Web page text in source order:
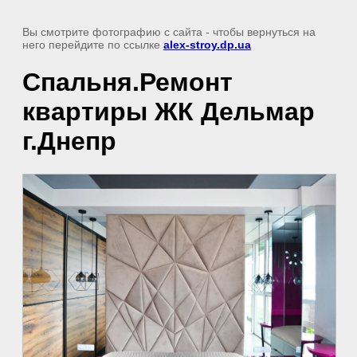
Вы смотрите фотографию с сайта - чтобы вернуться на
него перейдите по ссылке alex-stroy.dp.ua
Спальня.Ремонт
квартиры ЖК Дельмар
г.Днепр